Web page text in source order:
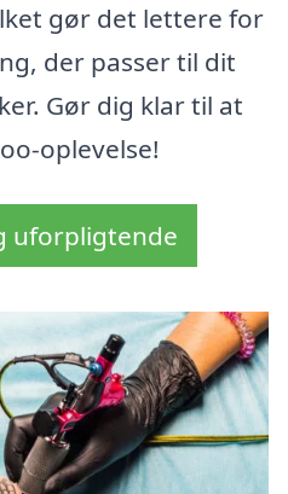
gør det lettere for
der passer til dit
Gør dig klar til at
oplevelse!
uforpligtende